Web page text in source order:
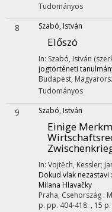
Tudományos
8 Szabó, István
Előszó
In: Szabó, István
jogtörténeti
Budapest,
Tudományos
9 Szabó, István
Einige
In: Vojtěch, Kessler;
Dokud vlak
Milana Hlavačky
Praha, Csehország :
p. pp. 404-418. , 15 p.